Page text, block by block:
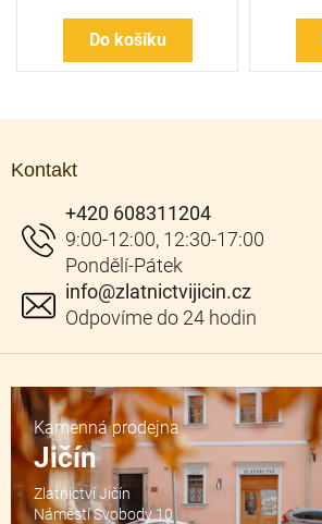
Do košíku
Kontakt
info@zlatnictvijicin.cz
+420 608311204
Kamenná prodejna
Jičín
Zlatnictví Jičín
Náměstí Svobody 10